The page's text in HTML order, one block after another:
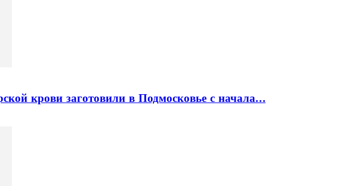
крови заготовили в Подмосковье с начала…